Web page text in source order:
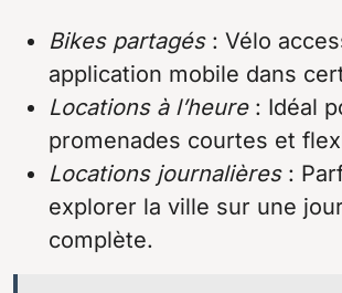
Bikes partagés: Vélo
application mobile dans
Locations à l’heure: Idéal
promenades courtes et
Locations journalières:
explorer la ville sur une
complète.